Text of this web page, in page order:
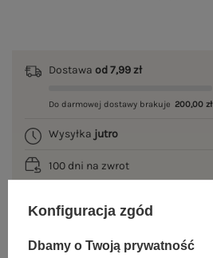
Dostawa od 7,99 zł
Do darmowej dostawy brakuje 200,00 zł
Wysyłka jutro
100 dni na zwrot
OPIS PRODUKTU
Konfiguracja zgód
Dbamy o Twoją prywatność